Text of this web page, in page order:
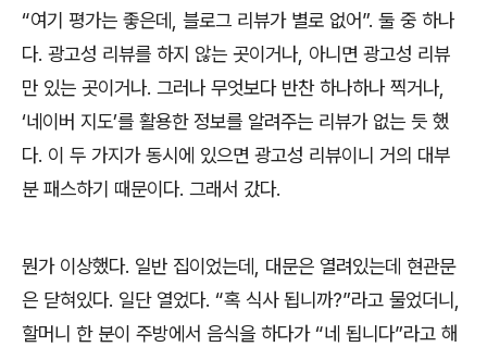
“여기 평가는 좋은데 블로그 리뷰가 별로 없어”. 둘 중 하나
다. 광고성 리뷰를 하지 않는 곳이거나, 아니면 광고성 리뷰
만 있는 곳이거나. 그러나 무엇보다 반찬 하나하나 찍거나,
‘네이버 지도’를 활용한 정보를 알려주는 리뷰가 없는 듯 했
다. 이 두 가지가 동시에 있으면 광고성 리뷰이니 거의 대부
분 패스하기 때문이다. 그래서 갔다.
뭔가 이상했다. 일반 집이었는데
대문은 열려있는데 현관문
은 닫혀있다. 일단 열었다. “혹 식사 됩니까?”라고 물었더니
할머니 한 분이 주방에서 음식을 하다가“네 됩니다”라고 해